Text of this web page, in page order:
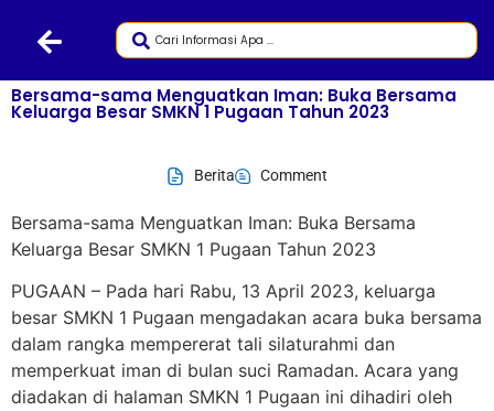
Bersama-sama Menguatkan Iman: Buka Bersama
Keluarga Besar SMKN 1 Pugaan Tahun 2023
Berita Comment
Bersama-sama Menguatkan Iman: Buka Bersama
Keluarga Besar SMKN 1 Pugaan Tahun 2023
PUGAAN – Pada hari Rabu, 13 April 2023, keluarga
besar SMKN 1 Pugaan mengadakan acara buka bersama
dalam rangka mempererat tali silaturahmi dan
memperkuat iman di bulan suci Ramadan. Acara yang
diadakan di halaman SMKN 1 Pugaan ini dihadiri oleh